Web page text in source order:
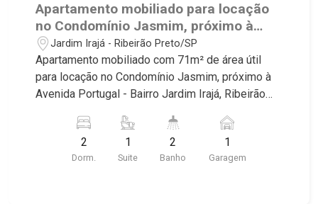
Apartamento mobiliado para locação
no Condomínio Jasmim, próximo à
Avenida Portugal - Ribeirão Preto/SP.
Jardim Irajá - Ribeirão Preto/SP
Apartamento mobiliado com 71m² de área útil
para locação no Condomínio Jasmim, próximo à
Avenida Portugal - Bairro Jardim Irajá, Ribeirão
imóvel que a Martinelli Imobiliária selecionou
para você: - 71m² de área útil - 2 dormitório com
armários e ar-condicionado sendo 1 suíte -
2
Dorm.
1
Suite
2
Banho
1
Garagem